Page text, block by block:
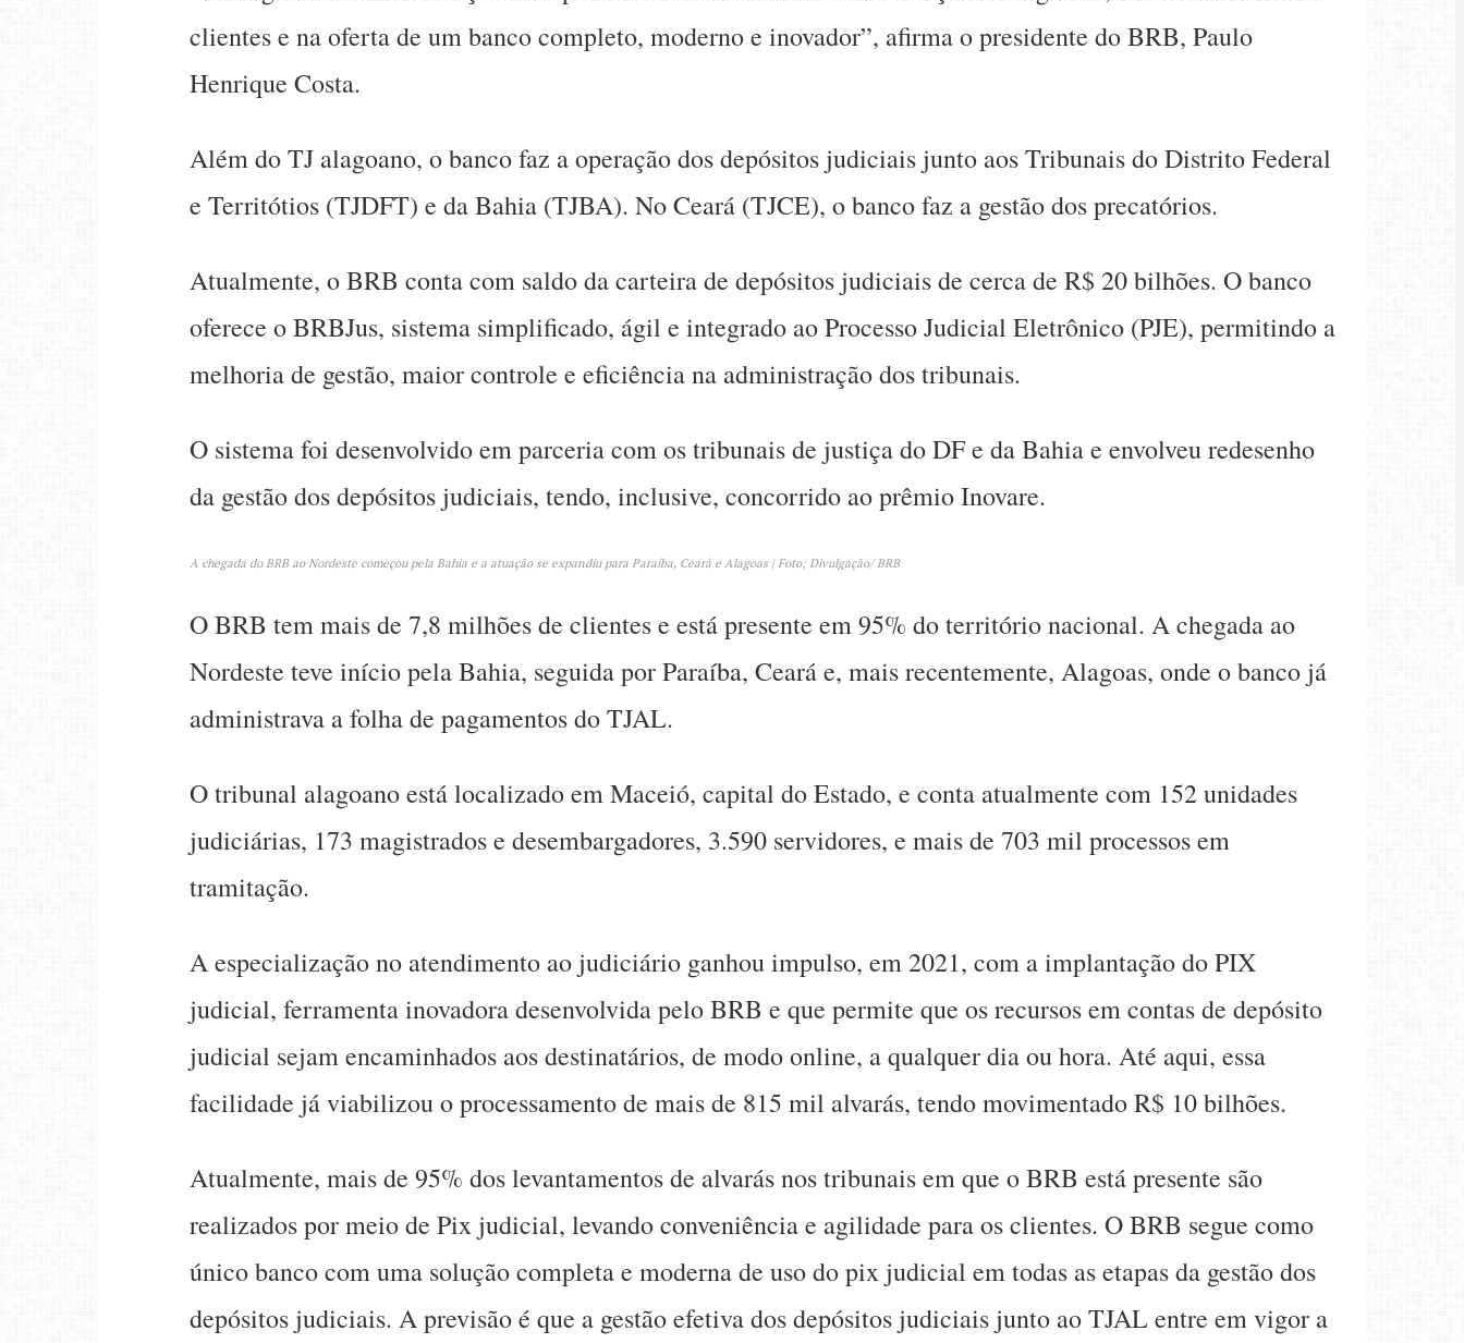
clientes e na oferta de um banco completo, moderno e inovador”, afirma o presidente do BRB, Paulo
Henrique Costa.
Além do TJ alagoano, o banco faz a operação dos depósitos judiciais junto aos Tribunais do Distrito Federal
e Territótios (TJDFT) e da Bahia (TJBA). No Ceará (TJCE), o banco faz a gestão dos precatórios.
Atualmente, o BRB conta com saldo da carteira de depósitos judiciais de cerca de R$ 20 bilhões. O banco
oferece o BRBJus, sistema simplificado, ágil e integrado ao Processo Judicial Eletrônico (PJE), permitindo a
melhoria de gestão, maior controle e eficiência na administração dos tribunais.
O sistema foi desenvolvido em parceria com os tribunais de justiça do DF e da Bahia e envolveu redesenho
da gestão dos depósitos judiciais, tendo, inclusive, concorrido ao prêmio Inovare.
A chegada do BRB ao Nordeste começou pela Bahia e a atuação se expandiu para Paraíba, Ceará e Alagoas | Foto; Divulgação/ BRB
O BRB tem mais de 7,8 milhões de clientes e está presente em 95% do território nacional. A chegada ao
Nordeste teve início pela Bahia, seguida por Paraíba, Ceará e, mais recentemente, Alagoas, onde o banco já
administrava a folha de pagamentos do TJAL.
O tribunal alagoano está localizado em Maceió, capital do Estado, e conta atualmente com 152 unidades
judiciárias, 173 magistrados e desembargadores, 3.590 servidores, e mais de 703 mil processos em
tramitação.
A especialização no atendimento ao judiciário ganhou impulso, em 2021, com a implantação do PIX
judicial, ferramenta inovadora desenvolvida pelo BRB e que permite que os recursos em contas de depósito
judicial sejam encaminhados aos destinatários, de modo online, a qualquer dia ou hora. Até aqui, essa
facilidade já viabilizou o processamento de mais de 815 mil alvarás, tendo movimentado R$ 10 bilhões.
Atualmente, mais de 95% dos levantamentos de alvarás nos tribunais em que o BRB está presente são
realizados por meio de Pix judicial, levando conveniência e agilidade para os clientes. O BRB segue como
único banco com uma solução completa e moderna de uso do pix judicial em todas as etapas da gestão dos
depósitos judiciais. A previsão é que a gestão efetiva dos depósitos judiciais junto ao TJAL entre em vigor a